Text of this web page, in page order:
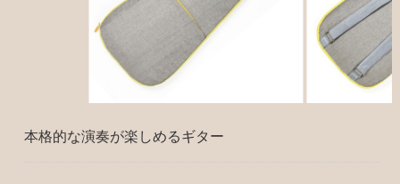
本格的な演奏が楽しめるギター